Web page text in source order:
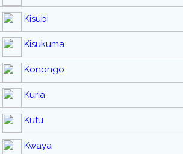
Kisubi
Kisukuma
Konongo
Kuria
Kutu
Kwaya